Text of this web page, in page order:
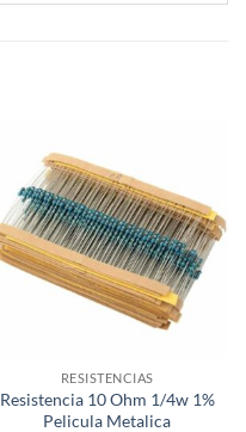
RESISTENCIAS
Resistencia 10 Ohm 1/4w 1%
Pelicula Metalica